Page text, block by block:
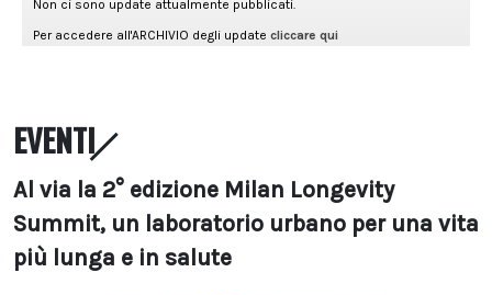
EVENTI
Al via la 2° edizione Milan Longevity
Summit, un laboratorio urbano per una vita
più lunga e in salute